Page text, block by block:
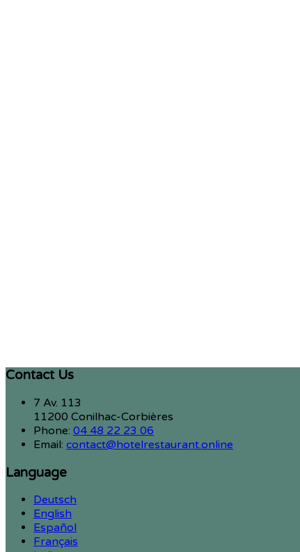
Contact Us
7 Av. 113
11200 Conilhac-Corbières
Phone: 04 48 22 23 06
Email: contact@hotelrestaurant.online
Language
Deutsch
English
Español
Français